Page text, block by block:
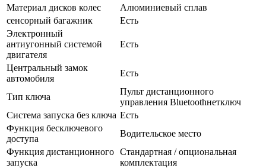
Материал дисков колес
Алюминиевый сплав
сенсорный багажник
Есть
Электронный
антиугонный системой
двигателя
Есть
Центральный замок
автомобиля
Есть
Тип ключа
Пульт дистанционного
управления Bluetoothнетключ
Система запуска без ключа Есть
Функция бесключевого
доступа
Водительское место
Функция дистанционного
запуска
Стандартная / опциональная
комплектация